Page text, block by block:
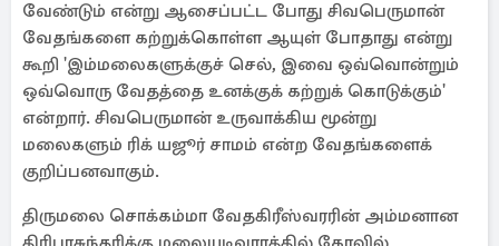
வேண்டும் என்று ஆசைப்பட்ட போது சிவபெருமான்
வேதங்களை கற்றுக்கொள்ள ஆயுள் போதாது என்று
கூறி 'இம்மலைகளுக்குச் செல், இவை ஒவ்வொன்றும்
ஒவ்வொரு வேதத்தை உனக்குக் கற்றுக் கொடுக்கும்'
என்றார். சிவபெருமான் உருவாக்கிய மூன்று
மலைகளும் ரிக் யஜூர் சாமம் என்ற வேதங்களைக்
குறிப்பனவாகும்.
திருமலை சொக்கம்மா வேதகிரீஸ்வரரின் அம்மனான